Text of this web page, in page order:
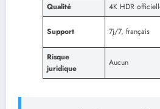
Qualité
4K HDR
Support 7j/7, français
Risque
juridique
Aucun